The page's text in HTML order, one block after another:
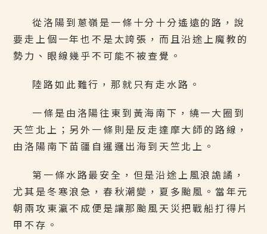
從洛陽到蔥嶺是一條十分十分遙遠的路，說
要走上個一年也不是太誇張，而且沿途上魔教的
勢力、眼線幾乎不可能不被查覺。
陸路如此難行，那就只有走水路。
一條是由洛陽往東到黃海南下，繞一大圈到
天竺北上；另外一條則是反走達摩大師的路線，
由洛陽南下苗疆自暹邏出海到天竺北上。
第一條水路最安全，但是沿途上風浪詭譎，
尤其是冬寒浪急，春秋潮變，夏多颱風。當年元
朝兩攻東瀛不成便是讓那颱風天災把戰船打得片
甲不存。